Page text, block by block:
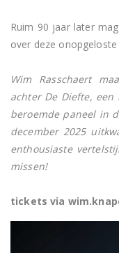
Ruim 90 jaar later
over deze
Wim Rasschaert
achter De Diefte,
beroemde paneel in
december 2025
enthousiaste
missen!
tickets via